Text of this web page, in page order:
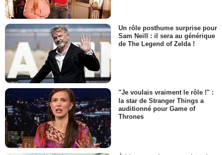
Un rôle posthume surprise pour
Sam Neill : il sera au générique
de The Legend of Zelda !
"Je voulais vraiment le rôle !" :
la star de Stranger Things a
auditionné pour Game of
Thrones